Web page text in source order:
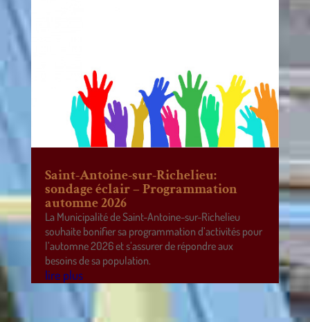
Saint-Antoine-sur-Richelieu:
sondage éclair – Programmation
automne 2026
La Municipalité de Saint-Antoine-sur-Richelieu
souhaite bonifier sa programmation d’activités pour
l’automne 2026 et s’assurer de répondre aux
besoins de sa population.
lire plus